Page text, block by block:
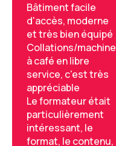
Bâtiment facile
d'accès, moderne
et très bien équipé
Collations/machine
à café en libre
service, c'est très
appréciable
Le formateur était
particulièrement
intéressant, le
format, le contenu,